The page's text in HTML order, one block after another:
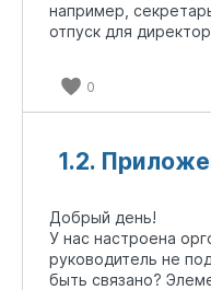
например,
отпуск для
0
1.2.
Добрый день!
У нас настроена
руководитель не
быть связано?